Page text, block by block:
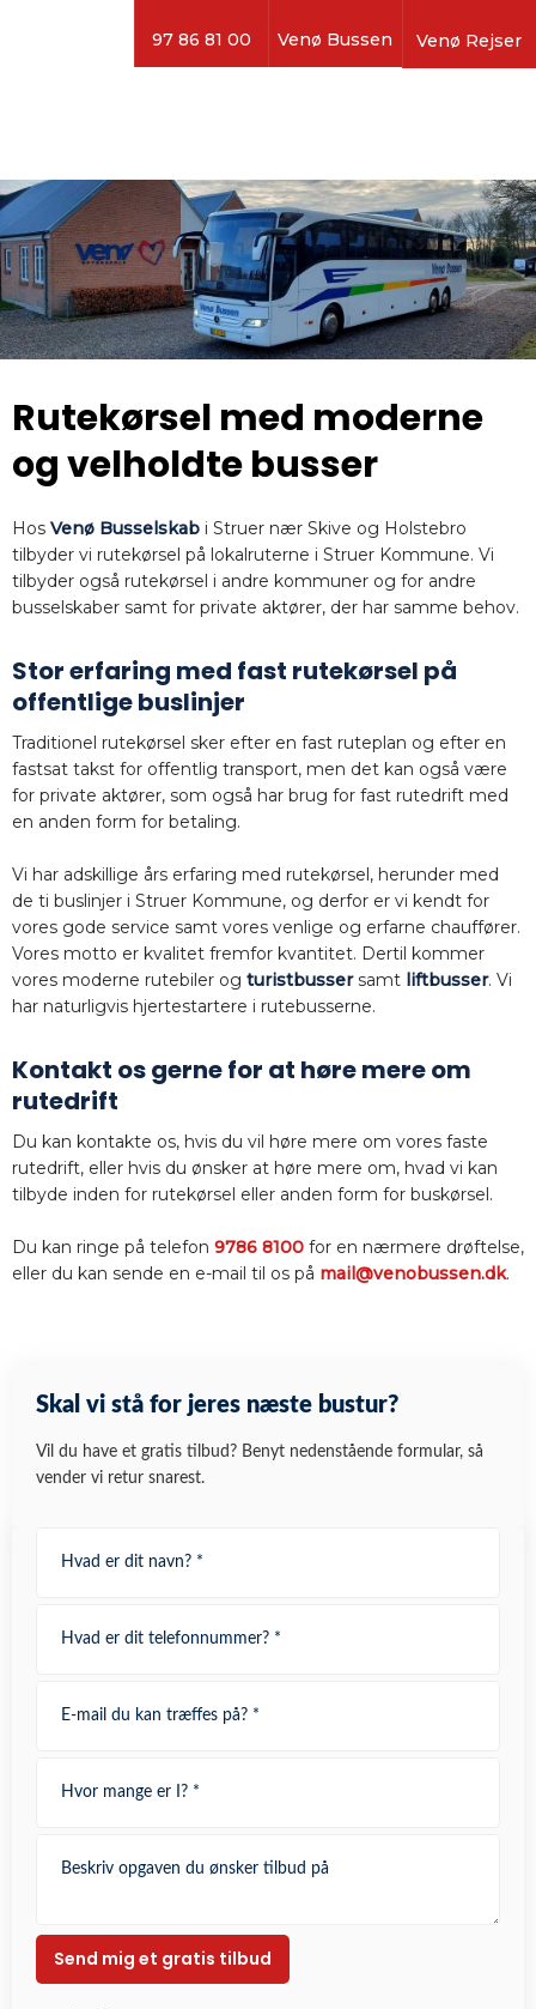
97 86 81 00 Venø Bussen Venø Rejser
Rutekørsel med moderne
og velholdte busser
Hos Venø Busselskabi Struer nær Skive og Holstebro
tilbyder vi rutekørsel på lokalruterne i Struer Kommune. Vi
tilbyder også rutekørsel i andre kommuner og for andre
busselskaber samt for private aktører, der har samme behov.
Stor erfaring med fast rutekørsel på
offentlige buslinjer
​Traditionel rutekørsel sker efter en fast ruteplan og efter en
fastsat takst for offentlig transport, men det kan også være
for private aktører, som også har brug for fast rutedrift med
en anden form for betaling.
Vi har adskillige års erfaring med rutekørsel, herunder med
de ti buslinjer i Struer Kommune, og derfor er vi kendt for
vores gode service samt vores venlige og erfarne chauffører.
Vores motto er kvalitet fremfor kvantitet. Dertil kommer
vores moderne rutebiler og turistbussersamt liftbusser. Vi
har naturligvis hjertestartere i rutebusserne.
Kontakt os gerne for at høre mere om
rutedrift
​Du kan kontakte os, hvis du vil høre mere om vores faste
rutedrift, eller hvis du ønsker at høre mere om, hvad vi kan
tilbyde inden for rutekørsel eller anden form for buskørsel.
Du kan ringe på telefon 9786 8100for en nærmere drøftelse,
eller du kan sende en e-mail til os på mail@venobussen.dk.​
Skal vi stå for jeres næste bustur?
Vil du have et gratis tilbud? Benyt nedenstående formular, så
vender vi retur snarest.